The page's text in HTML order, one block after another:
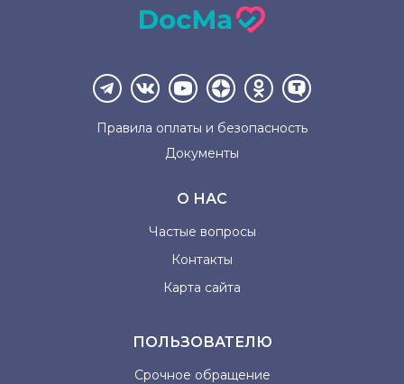
Правила оплаты и безопасность
Документы
О НАС
Частые вопросы
Контакты
Карта сайта
ПОЛЬЗОВАТЕЛЮ
Срочное обращение